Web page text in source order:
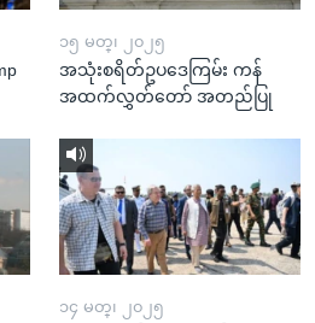
၁၅ မတ္၊ ၂၀၂၅
အသုံးစရိတ်ဥပဒေကြမ်း ကန်
အထက်လွှတ်တော် အတည်ပြု
၁၄ မတ္၊ ၂၀၂၅